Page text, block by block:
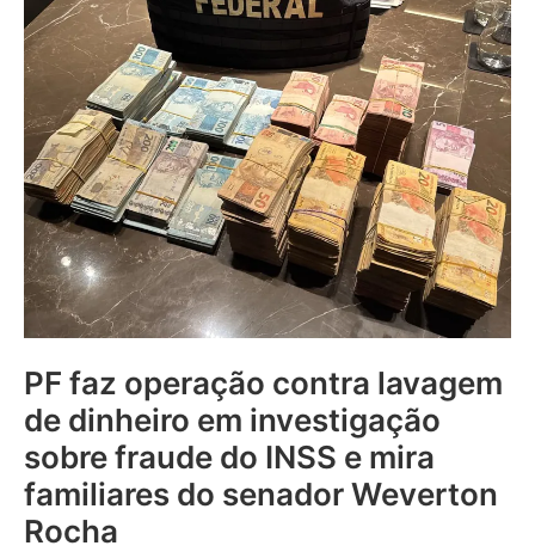
PF faz operação contra lavagem
de dinheiro em investigação
sobre fraude do INSS e mira
familiares do senador Weverton
Rocha